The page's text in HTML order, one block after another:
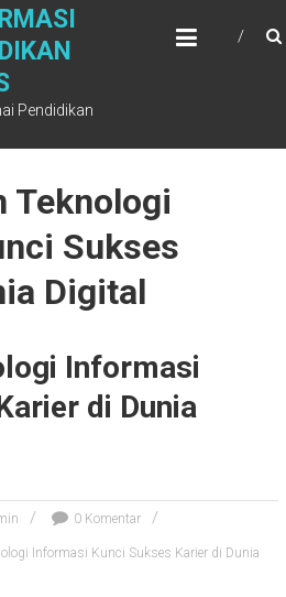
Pendidikan
Teknologi
Sukses
Digital
Informasi
di Dunia
0 Komentar
Informasi Kunci Sukses Karier di Dunia